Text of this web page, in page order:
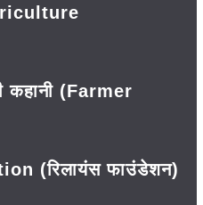
कहानी (Farmer
(रिलायंस फाउंडेशन)